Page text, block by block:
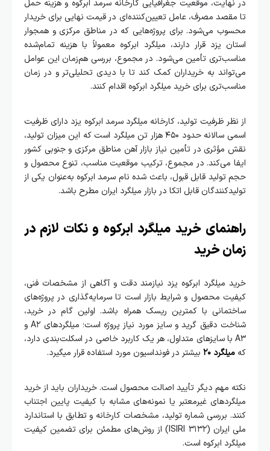
در نهایت، موقعیت جغرافیایی کارخانه سرمد ابرکوه و هزینه حمل
تا مقصد مصرف، عامل تعیین‌کننده‌ای در قیمت نهایی برای خریدار
محسوب می‌شود. برای پروژه‌هایی که در مناطق مرکزی و همجوار
استان یزد قرار دارند، میلگرد ابرکوه معمولاً با هزینه تمام‌شده
مناسب‌تری تأمین می‌شود. در مجموع، بررسی هم‌زمان این عوامل
می‌تواند به خریداران کمک کند تا با دیدی تحلیلی‌تر و در زمان
مناسب‌تری برای خرید میلگرد ابرکوه اقدام کنند.
از نظر ظرفیت تولید، کارخانه میلگرد سرمد ابرکوه یزد دارای ظرفیت
اسمی سالانه حدود ۴۵۰ هزار تن میلگرد است که این میزان تولید،
نقش مؤثری در تأمین نیاز بازار آهن مناطق مرکزی و جنوبی کشور
ایفا می‌کند. در مجموع، ترکیب موقعیت مناسب، تنوع محصول و
حجم تولید قابل قبول، باعث شده نام سرمد ابرکوه به‌عنوان یکی از
تولیدکنندگان قابل اتکا در بازار میلگرد ایران مطرح باشد.
راهنمای خرید میلگرد ابرکوه و نکات لازم در
زمان خرید
خرید میلگرد ابرکوه یزد نیازمند دقت و آگاهی از مشخصات فنی،
کیفیت محصول و شرایط بازار است تا سرمایه‌گذاری در پروژه‌های
ساختمانی با کمترین ریسک همراه باشد. اولین گام در خرید،
شناخت دقیق گرید و سایز مورد نیاز پروژه است؛ میلگردهای A۲ و
A۳ با سایزهای متداول، هر یک کاربرد خاصی در اسکلت‌بندی دارد،
که میلگرد ۲۰ بیشتر در فونداسیون مورد استفاده قرار میگیرد.
نکته مهم دیگر تأیید اصالت محصول است. خریداران باید از خرید
میلگردهای غیرمعتبر یا نمونه‌های مشابه با کیفیت پایین اجتناب
کنند. بررسی شماره تولید، مشخصات کارخانه و تطابق با استاندارد
ملی ایران (ISIRI ۳۱۳۲) از روش‌های مطمئن برای تضمین کیفیت
میلگرد ابرکوه است.